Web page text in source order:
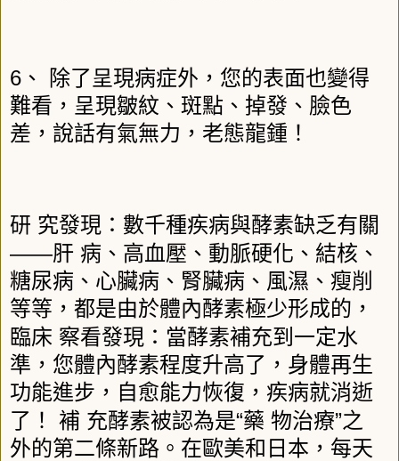
6 、
除了呈現病症外，您的表面也變得
難看，呈現皺紋、斑點、掉發、臉色
差，說話有氣無力，老態龍鍾！
研 究發現：數千種疾病與酵素缺乏有關
――肝 病、高血壓、動脈硬化、結核、
糖尿病、心臟病、腎臟病、風濕、瘦削
等等，都是由於體內酵素極少形成的，
臨床 察看發現：當酵素補充到一定水
準，您體內酵素程度升高了，身體再生
功能進步，自愈能力恢復，疾病就消逝
了！
補 充酵素被認為是“藥 物治療”之
外的第二條新路。在歐美和日本，每天